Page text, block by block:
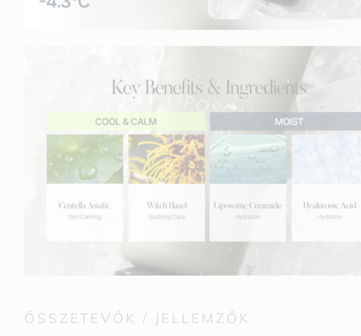
ÖSSZETEVŐK / JELLEMZŐK